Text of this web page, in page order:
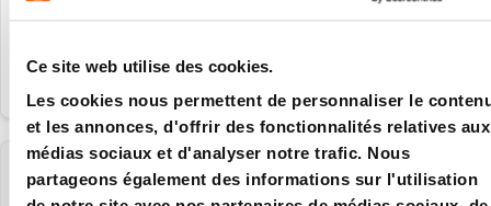
Ce site web utilise des cookies.
Les cookies nous permettent de personnaliser le
et les annonces, d'offrir des fonctionnalités relatives aux
médias sociaux et d'analyser notre trafic. Nous
partageons également des informations sur l'utilisation
244.10.085.020.04